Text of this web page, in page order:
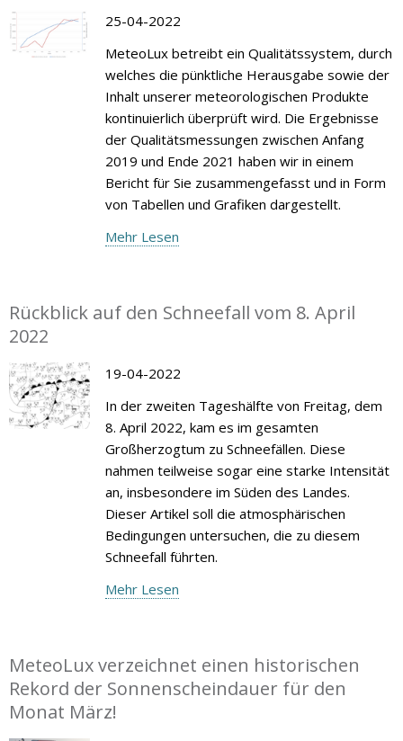
25-04-2022
MeteoLux betreibt ein Qualitätssystem, durch
welches die pünktliche Herausgabe sowie der
Inhalt unserer meteorologischen Produkte
kontinuierlich überprüft wird. Die Ergebnisse
der Qualitätsmessungen zwischen Anfang
2019 und Ende 2021 haben wir in einem
Bericht für Sie zusammengefasst und in Form
von Tabellen und Grafiken dargestellt.
Mehr Lesen
Rückblick auf den Schneefall vom 8. April
2022
19-04-2022
In der zweiten Tageshälfte von Freitag, dem
8. April 2022, kam es im gesamten
Großherzogtum zu Schneefällen. Diese
nahmen teilweise sogar eine starke Intensität
an, insbesondere im Süden des Landes.
Dieser Artikel soll die atmosphärischen
Bedingungen untersuchen, die zu diesem
Schneefall führten.
Mehr Lesen
MeteoLux verzeichnet einen historischen
Rekord der Sonnenscheindauer für den
Monat März!